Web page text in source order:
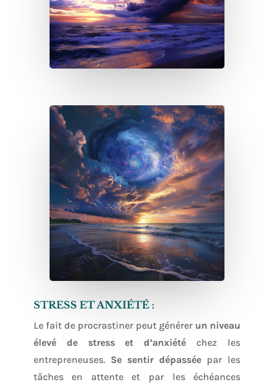
STRESS ET ANXIÉTÉ :
Le fait de procrastiner peut générer un niveau
élevé de stress et d’anxiété chez les
entrepreneuses. Se sentir dépassée par les
tâches en attente et par les échéances